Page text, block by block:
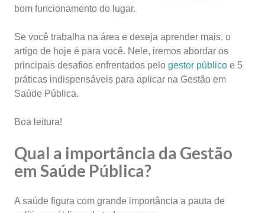
bom funcionamento do lugar.
Se você trabalha na área e deseja aprender mais, o
artigo de hoje é para você. Nele, iremos abordar os
principais desafios enfrentados pelo gestor público e 5
práticas indispensáveis para aplicar na Gestão em
Saúde Pública.
Boa leitura!
Qual a importância da Gestão
em Saúde Pública?
A saúde figura com grande importância a pauta de